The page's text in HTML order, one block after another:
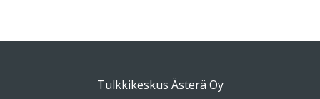
Tulkkikeskus Ästerä Oy